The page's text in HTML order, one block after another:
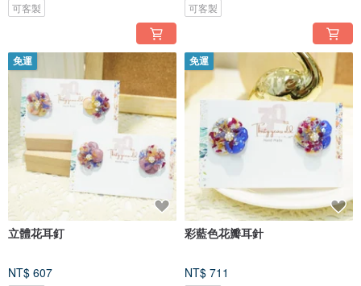
可客製 可客製
免運
立體花耳釘
NT$ 607
免運
彩藍色花瓣耳針
NT$ 711